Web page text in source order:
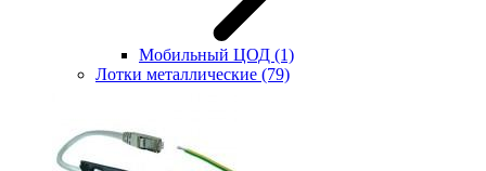
Мобильный ЦОД (1)
Лотки металлические (79)